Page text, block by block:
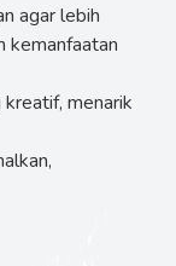
agar lebih
kemanfaatan
menarik